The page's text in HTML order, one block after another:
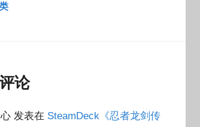
论
发表在 SteamDeck《忍者龙剑传